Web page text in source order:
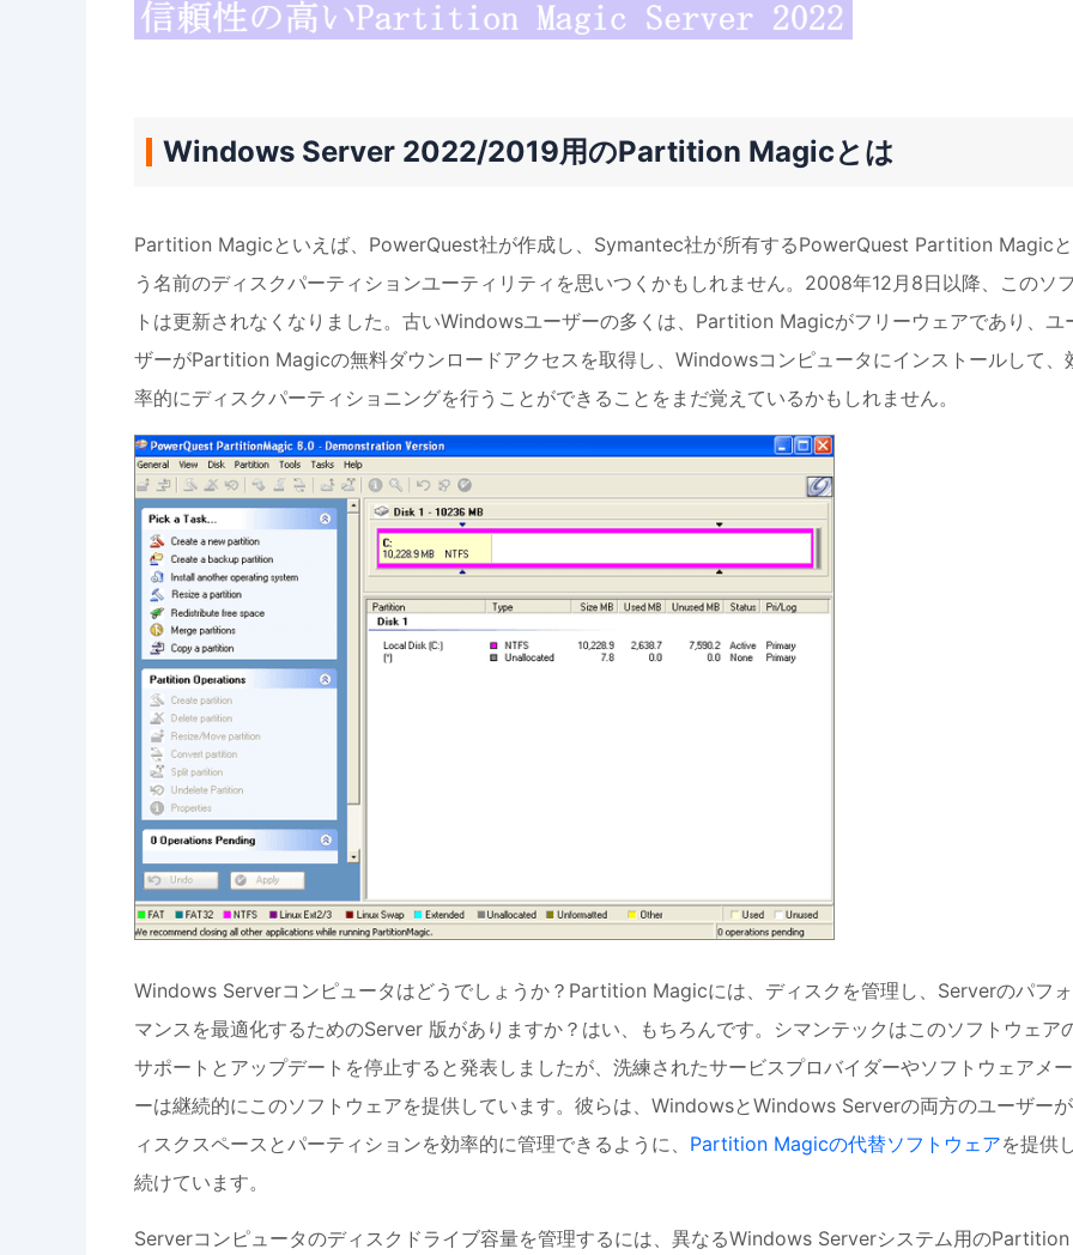
Windows Server 2022/2019用のPartition Magicとは
Partition Magicといえば、PowerQuest社が作成し、Symantec社が所有するPowerQuest Partition Magic
う名前のディスクパーティションユーティリティを思いつくかもしれません。2008年12月8日以降、このソ
トは更新されなくなりました。古いWindowsユーザーの多くは、Partition Magicがフリーウェアであり、ユ
ザーがPartition Magicの無料ダウンロードアクセスを取得し、Windowsコンピュータにインストールして、
率的にディスクパーティショニングを行うことができることをまだ覚えているかもしれません。
Windows Serverコンピュータはどうでしょうか？Partition Magicには、ディスクを管理し、Serverのパフ
マンスを最適化するためのServer 版がありますか？はい、もちろんです。シマンテックはこのソフトウェア
サポートとアップデートを停止すると発表しましたが、洗練されたサービスプロバイダーやソフトウェアメ
ーは継続的にこのソフトウェアを提供しています。彼らは、WindowsとWindows Serverの両方のユーザー
ィスクスペースとパーティションを効率的に管理できるように、 Partition Magicの代替ソフトウェアを提供
続けています。
Serverコンピュータのディスクドライブ容量を管理するには、異なるWindows Serverシステム用のPartition